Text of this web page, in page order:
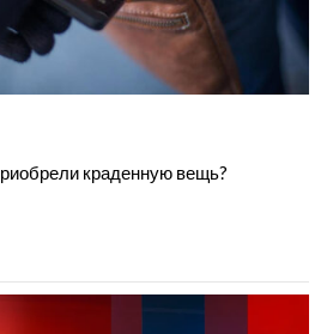
краденную вещь?